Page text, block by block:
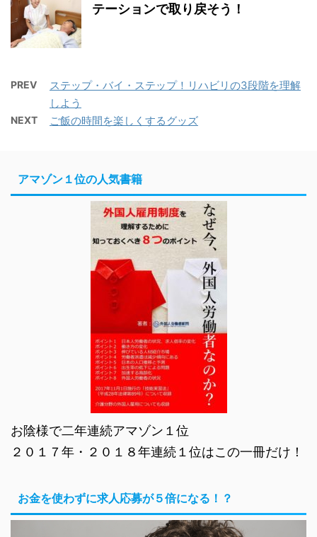
テーションで取り戻そう！
PREV
ステップ・バイ・ステップ！リハビリの3段階を理解
しよう
NEXT ご飯の時間を楽しくするグッズ
アマゾン１位の人気書籍
お陰様で二年連続アマゾン１位
２０１７年・２０１８年連続１位はこの一冊だけ！
お金を使わずに求人応募が５倍になる！？